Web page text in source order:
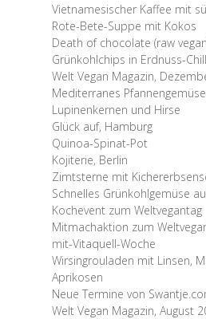
Vietnamesischer Kaffee mit
Rote-Bete-Suppe mit Kokos
Death of chocolate (raw
Grünkohlchips in Erdnuss-
Welt Vegan Magazin,
Mediterranes
Lupinenkernen und Hirse
Glück auf, Hamburg
Quinoa-Spinat-Pot
Kojiterie, Berlin
Zimtsterne mit
Schnelles Grünkohlgemüse
Kochevent zum Weltvegantag
Mitmachaktion zum
mit-Vitaquell-Woche
Wirsingrouladen mit Linsen,
Aprikosen
Neue Termine von
Welt Vegan Magazin, August